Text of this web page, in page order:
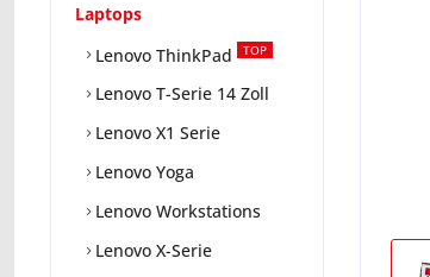
Laptops
Lenovo ThinkPad
TOP
Lenovo T-Serie 14 Zoll
Lenovo X1 Serie
Lenovo Yoga
Lenovo Workstations
Lenovo X-Serie